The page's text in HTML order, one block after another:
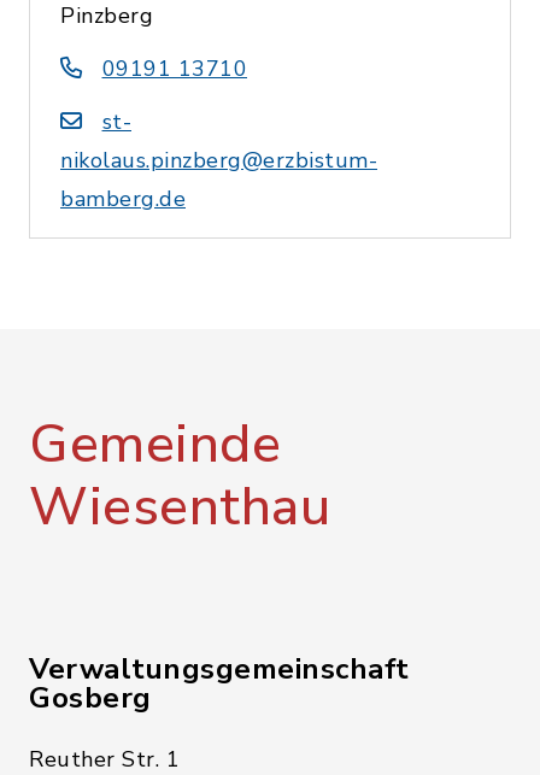
Pinzberg
09191 13710
st-
nikolaus.pinzberg@erzbistum-
bamberg.de
Gemeinde
Wiesenthau
Verwaltungsgemeinschaft
Gosberg
Reuther Str. 1